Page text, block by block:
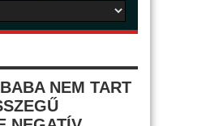
NEM TART